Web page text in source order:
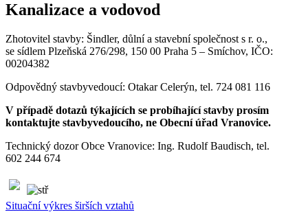
Kanalizace a vodovod
Zhotovitel stavby: Šindler, důlní a stavební společnost s r. o.,
se sídlem Plzeňská 276/298, 150 00 Praha 5 – Smíchov, IČO:
00204382
Odpovědný stavbyvedoucí: Otakar Celerýn, tel. 724 081 116
V případě dotazů týkajících se probíhající stavby prosím
kontaktujte stavbyvedoucího, ne Obecní úřad Vranovice.
Technický dozor Obce Vranovice: Ing. Rudolf Baudisch, tel.
602 244 674
Situační výkres širších vztahů